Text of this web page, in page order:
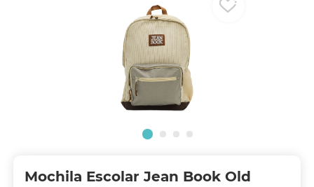
Mochila Escolar Jean Book Old